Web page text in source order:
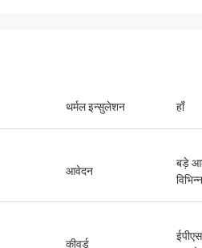
थर्मल इन्सुलेशन हाँ
आवेदन
बड़े
कीवर्ड